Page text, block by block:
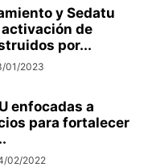
y Sedatu
de
por...
01/2023
enfocadas a
para fortalecer
02/2022